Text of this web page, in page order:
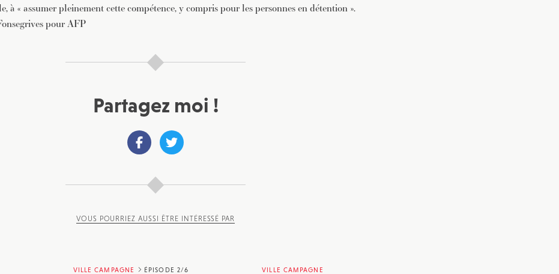
à « assumer pleinement cette compétence, y compris pour les personnes en détention ».
pour AFP
Partagez moi !
VOUS POURRIEZ AUSSI ÊTRE INTÉRESSÉ PAR
VILLE CAMPAGNE ÉPISODE 2/6 VILLE CAMPAGNE